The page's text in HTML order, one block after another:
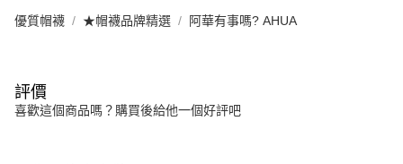
優質帽襪 ★帽襪品牌精選 阿華有事嗎? AHUA
評價
喜歡這個商品嗎？購買後給他一個好評吧